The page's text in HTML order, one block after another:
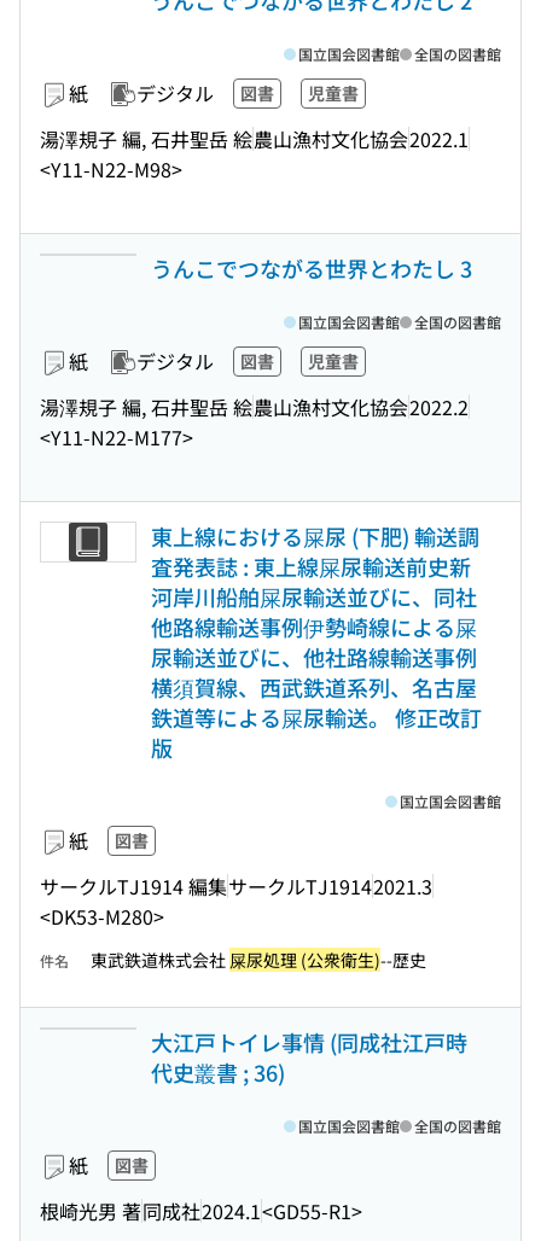
紙 デジタル 図書 児童書
湯澤規子 編, 石井聖岳 絵農山漁村文化協会2022.1
<Y11-N22-M98>
国立国会図書館 全国の図書館
うんこでつながる世界とわたし 3
紙 デジタル 図書 児童書
湯澤規子 編, 石井聖岳 絵農山漁村文化協会2022.2
<Y11-N22-M177>
国立国会図書館 全国の図書館
東上線における屎尿 (下肥) 輸送調
査発表誌 : 東上線屎尿輸送前史新
河岸川船舶屎尿輸送並びに、同社
他路線輸送事例伊勢崎線による屎
尿輸送並びに、他社路線輸送事例
横須賀線、西武鉄道系列、名古屋
鉄道等による屎尿輸送。 修正改訂
版
紙 図書
サークルTJ1914 編集サークルTJ19142021.3
<DK53-M280>
国立国会図書館
件名 東武鉄道株式会社 屎尿処理 (公衆衛生)--歴史
大江戸トイレ事情 (同成社江戸時
代史叢書 ; 36)
紙 図書
根崎光男 著同成社2024.1<GD55-R1>
国立国会図書館 全国の図書館